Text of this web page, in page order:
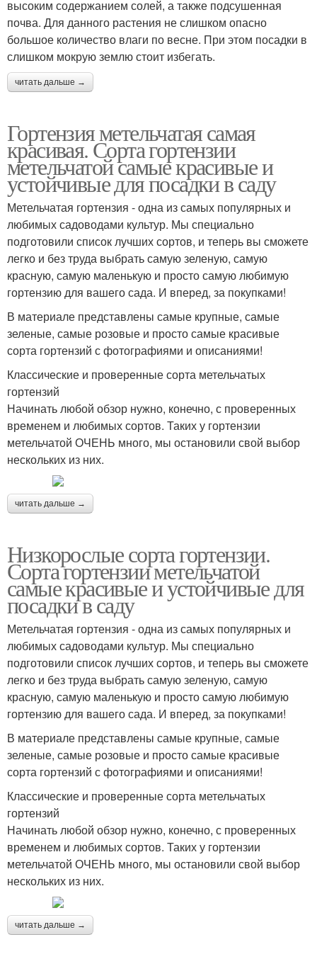
высоким содержанием солей, а также подсушенная
почва. Для данного растения не слишком опасно
большое количество влаги по весне. При этом посадки в
слишком мокрую землю стоит избегать.
читать дальше →
Гортензия метельчатая самая
красивая. Сорта гортензии
метельчатой самые красивые и
устойчивые для посадки в саду
Метельчатая гортензия - одна из самых популярных и
любимых садоводами культур. Мы специально
подготовили список лучших сортов, и теперь вы сможете
легко и без труда выбрать самую зеленую, самую
красную, самую маленькую и просто самую любимую
гортензию для вашего сада. И вперед, за покупками!
В материале представлены самые крупные, самые
зеленые, самые розовые и просто самые красивые
сорта гортензий с фотографиями и описаниями!
Классические и проверенные сорта метельчатых
гортензий
Начинать любой обзор нужно, конечно, с проверенных
временем и любимых сортов. Таких у гортензии
метельчатой ОЧЕНЬ много, мы остановили свой выбор
нескольких из них.
читать дальше →
Низкорослые сорта гортензии.
Сорта гортензии метельчатой
самые красивые и устойчивые для
посадки в саду
Метельчатая гортензия - одна из самых популярных и
любимых садоводами культур. Мы специально
подготовили список лучших сортов, и теперь вы сможете
легко и без труда выбрать самую зеленую, самую
красную, самую маленькую и просто самую любимую
гортензию для вашего сада. И вперед, за покупками!
В материале представлены самые крупные, самые
зеленые, самые розовые и просто самые красивые
сорта гортензий с фотографиями и описаниями!
Классические и проверенные сорта метельчатых
гортензий
Начинать любой обзор нужно, конечно, с проверенных
временем и любимых сортов. Таких у гортензии
метельчатой ОЧЕНЬ много, мы остановили свой выбор
нескольких из них.
читать дальше →